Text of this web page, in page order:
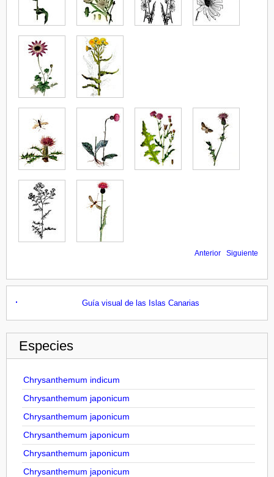
Anterior Siguiente
Guía visual de las Islas Canarias
Especies
Chrysanthemum indicum
Chrysanthemum japonicum
Chrysanthemum japonicum
Chrysanthemum japonicum
Chrysanthemum japonicum
Chrysanthemum japonicum